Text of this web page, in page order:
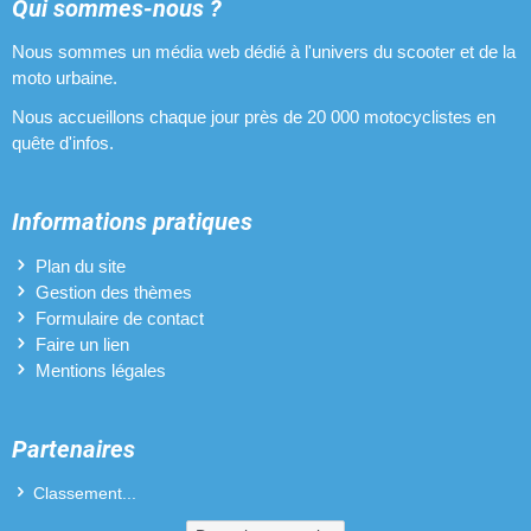
Pneus pour Sym Jet Sport X R
Revêtements de poignées pour Sym Jet Sport X R
Qui sommes-nous ?
Nous sommes un média web dédié à l'univers du scooter et de la
moto urbaine.
Nous accueillons chaque jour près de 20 000 motocyclistes en
quête d'infos.
Informations pratiques
Plan du site
Gestion des thèmes
Formulaire de contact
Faire un lien
Mentions légales
Partenaires
Classement...